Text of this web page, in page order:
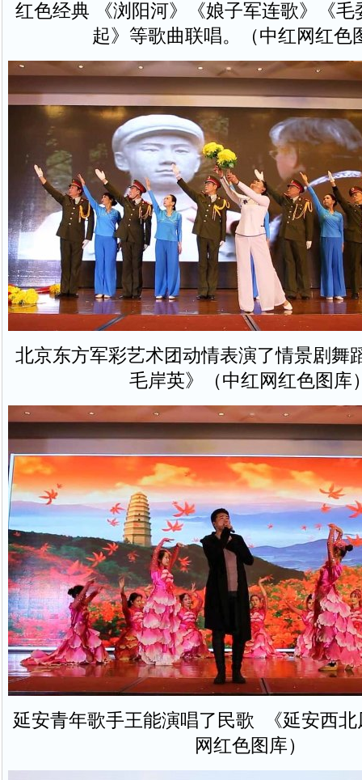
红色经典 《浏阳河》《娘子军连歌》《毛
起》等歌曲联唱。（中红网红色
北京东方军彩艺术团动情表演了情景剧
毛岸英》（中红网红色图库
延安青年歌手王能演唱了民歌 《延安西
网红色图库）